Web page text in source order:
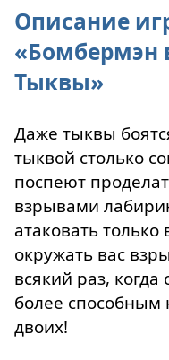
Описание
«Бомбермэн
Тыквы»
Даже тыквы
тыквой столько
поспеют
взрывами
атаковать
окружать вас
всякий раз,
более способным
двоих!